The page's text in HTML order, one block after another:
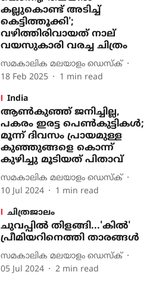
കല്ലുകൊണ്ട് അടിച്ച്
കെട്ടിത്തൂക്കി';
വഴിത്തിരിവായത് നാല്
വയസുകാരി വരച്ച ചിത്രം
സമകാലിക മലയാളം ഡെസ്ക്
18 Feb 2025
1 min read
India
ആണ്‍കുഞ്ഞ് ജനിച്ചില്ല,
പകരം ഇരട്ട പെണ്‍കുട്ടികള്‍;
മൂന്ന് ദിവസം പ്രായമുള്ള
കുഞ്ഞുങ്ങളെ കൊന്ന്
കുഴിച്ചു മൂടിയത് പിതാവ്
സമകാലിക മലയാളം ഡെസ്ക്
10 Jul 2024
1 min read
ചിത്രജാലം
ചുവപ്പില്‍ തിളങ്ങി...'കില്‍'
പ്രീമിയറിനെത്തി താരങ്ങള്‍
സമകാലിക മലയാളം ഡെസ്ക്
05 Jul 2024
2 min read